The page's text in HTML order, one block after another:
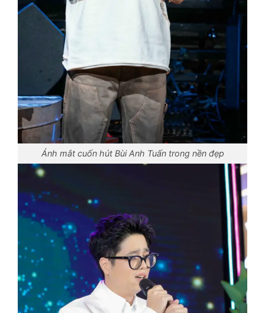
Ánh mắt cuốn hút Bùi Anh Tuấn trong nền đẹp